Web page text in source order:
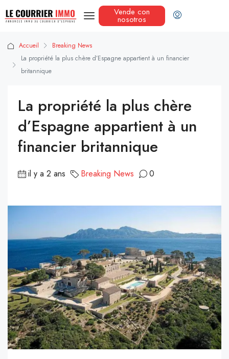
Vende con
nosotros
Accueil
Breaking News
La propriété la plus chère d’Espagne appartient à un financier
britannique
La propriété la plus chère
d’Espagne appartient à un
financier britannique
il y a 2 ans Breaking News 0